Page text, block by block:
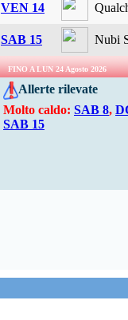
VEN 14
SAB 15 Nubi
FINO A LUN 24 Agosto 2026
Allerte rilevate
Molto caldo: SAB 8,
SAB 15